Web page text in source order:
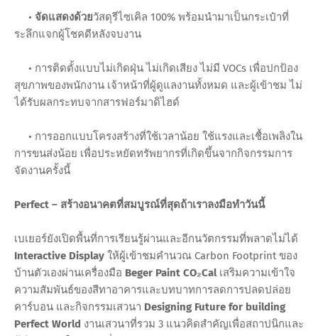
• จัดแสดงด้วยวัสดุรีไซเคิล 100% พร้อมนำมาเป็นกระเป๋าที่
ระลึกแจกผู้โชคดีหลังจบงาน
• การติดตั้งแบบไม่เกิดฝุ่น ไม่เกิดเสียง ไม่มี VOCs เพื่อปกป้อง
สุขภาพของพนักงาน เจ้าหน้าที่ผู้ดูแลงานทั้งหมด และผู้เข้าชม ไม่
ได้รับผลกระทบจากสารฟอร์มาดิไฮด์
• การออกแบบโครงสร้างที่ใช้เวลาน้อย ใช้แรงและเชื้อเพลิงใน
การขนส่งน้อย เพื่อประหยัดทรัพยากรที่เกิดขึ้นจากกิจกรรมการ
จัดงานครั้งนี้
Perfect – สร้างอนาคตที่สมบูรณ์ที่สุดถ้าเราลงมือทำวันนี้
เบเยอร์ยังเปิดพื้นที่การเรียนรู้ผ่านและอีกนวัตกรรมที่พลาดไม่ได้
Interactive Display ให้ผู้เข้าชมคำนวณ Carbon Footprint ของ
บ้านตัวเองผ่านเครื่องมือ Beger Paint CO₂Cal เสริมความเข้าใจ
ความสัมพันธ์ของสีทาอาคารและบทบาทการลดการปลดปล่อย
คาร์บอน และกิจกรรมเสวนา Designing Future for building
Perfect World งานเสวนาที่รวม 3 แนวคิดสำคัญเพื่อสถาปนิกและ